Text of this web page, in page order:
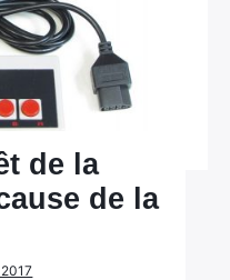
de la
de la